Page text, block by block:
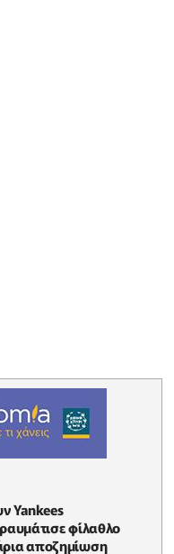
Yankees
φίλαθλο
αποζημίωση